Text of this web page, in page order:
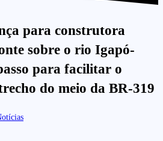
para construtora
sobre o rio Igapó-
para facilitar o
do meio da BR-319